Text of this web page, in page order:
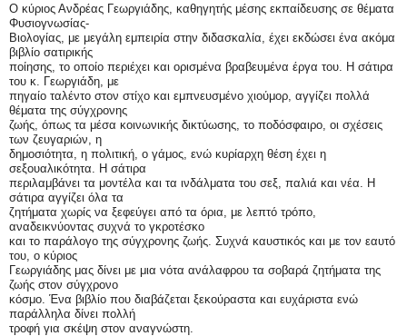
Ο κύριος Ανδρέας Γεωργιάδης, καθηγητής μέσης εκπαίδευσης σε θέματα
Φυσιογνωσίας-
Βιολογίας, με μεγάλη εμπειρία στην διδασκαλία, έχει εκδώσει ένα ακόμα
βιβλίο σατιρικής
ποίησης, το οποίο περιέχει και ορισμένα βραβευμένα έργα του. Η σάτιρα
του κ. Γεωργιάδη, με
πηγαίο ταλέντο στον στίχο και εμπνευσμένο χιούμορ, αγγίζει πολλά
θέματα της σύγχρονης
ζωής, όπως τα μέσα κοινωνικής δικτύωσης, το ποδόσφαιρο, οι σχέσεις
των ζευγαριών, η
δημοσιότητα, η πολιτική, ο γάμος, ενώ κυρίαρχη θέση έχει η
σεξουαλικότητα. Η σάτιρα
περιλαμβάνει τα μοντέλα και τα ινδάλματα του σεξ, παλιά και νέα. Η
σάτιρα αγγίζει όλα τα
ζητήματα χωρίς να ξεφεύγει από τα όρια, με λεπτό τρόπο,
αναδεικνύοντας συχνά το γκροτέσκο
και το παράλογο της σύγχρονης ζωής. Συχνά καυστικός και με τον εαυτό
του, ο κύριος
Γεωργιάδης μας δίνει με μια νότα ανάλαφρου τα σοβαρά ζητήματα της
ζωής στον σύγχρονο
κόσμο. Ένα βιβλίο που διαβάζεται ξεκούραστα και ευχάριστα ενώ
παράλληλα δίνει πολλή
τροφή για σκέψη στον αναγνώστη.